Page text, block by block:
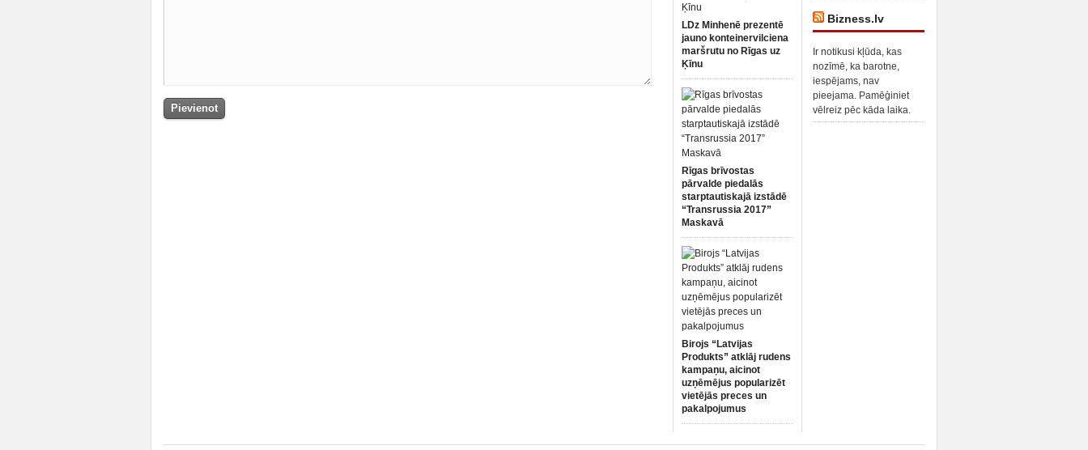
LDz Minhenē prezentē
jauno konteinervilciena
maršrutu no Rīgas uz
Ķīnu
Rīgas brīvostas
pārvalde piedalās
starptautiskajā izstādē
“Transrussia 2017”
Maskavā
Birojs “Latvijas
Produkts” atklāj rudens
kampaņu, aicinot
uzņēmējus popularizēt
vietējās preces un
pakalpojumus
Bizness.lv
Ir notikusi kļūda, kas
nozīmē, ka barotne,
iespējams, nav
pieejama. Pamēģiniet
vēlreiz pēc kāda laika.